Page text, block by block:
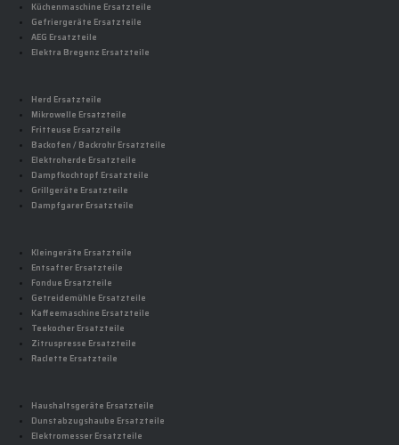
Küchenmaschine Ersatzteile
Gefriergeräte Ersatzteile
AEG Ersatzteile
Elektra Bregenz Ersatzteile
Herd Ersatzteile
Mikrowelle Ersatzteile
Fritteuse Ersatzteile
Backofen / Backrohr Ersatzteile
Elektroherde Ersatzteile
Dampfkochtopf Ersatzteile
Grillgeräte Ersatzteile
Dampfgarer Ersatzteile
Kleingeräte Ersatzteile
Entsafter Ersatzteile
Fondue Ersatzteile
Getreidemühle Ersatzteile
Kaffeemaschine Ersatzteile
Teekocher Ersatzteile
Zitruspresse Ersatzteile
Raclette Ersatzteile
Haushaltsgeräte Ersatzteile
Dunstabzugshaube Ersatzteile
Elektromesser Ersatzteile